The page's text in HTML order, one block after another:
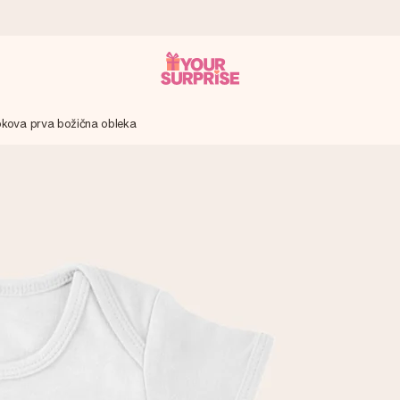
ga lahko podariš natanko takrat, ko je najbolj pomembno.
imenom, tvojo fotografijo ali sporočilom, ki ogreje srce. Brez
prva božična obleka